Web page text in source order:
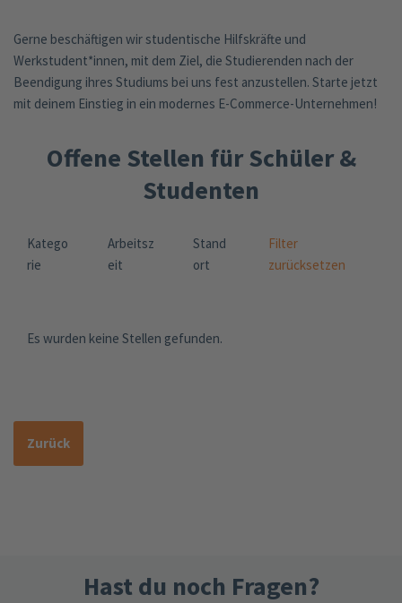
Gerne beschäftigen wir studentische Hilfskräfte und
Werkstudent*innen, mit dem Ziel, die Studierenden nach der
Beendigung ihres Studiums bei uns fest anzustellen. Starte jetzt
mit deinem Einstieg in ein modernes E-Commerce-Unternehmen!
Offene Stellen für Schüler &
Studenten
Katego
rie
Arbeitsz
eit
Stand
ort
Filter
zurücksetzen
Es wurden keine Stellen gefunden.
Zurück
Hast du noch Fragen?